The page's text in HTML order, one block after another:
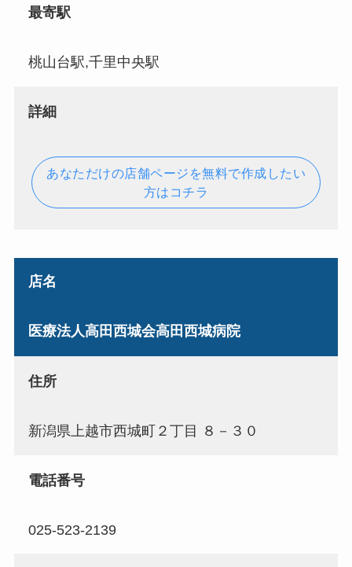
最寄駅
桃山台駅,千里中央駅
詳細
あなただけの店舗ページを無料で作成したい
方はコチラ
店名
医療法人高田西城会高田西城病院
住所
新潟県上越市西城町２丁目 ８－３０
電話番号
025-523-2139